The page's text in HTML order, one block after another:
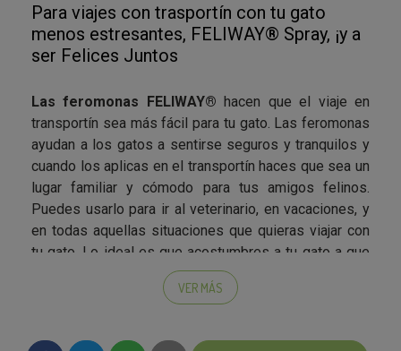
Para viajes con trasportín con tu gato
menos estresantes, FELIWAY® Spray, ¡y a
ser Felices Juntos
Las feromonas FELIWAY® hacen que el viaje en
transportín sea más fácil para tu gato. Las feromonas
ayudan a los gatos a sentirse seguros y tranquilos y
cuando los aplicas en el transportín haces que sea un
lugar familiar y cómodo para tus amigos felinos.
Puedes usarlo para ir al veterinario, en vacaciones, y
en todas aquellas situaciones que quieras viajar con
tu gato. Lo ideal es que acostumbres a tu gato a que
el transportín es un elemento más de la casa en el
que él puede descansar y estar tranquilo. Así cuando
como un castigo para él.
VER MÁS